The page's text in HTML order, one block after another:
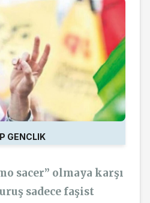
GENCLIK
sacer” olmaya karşı
sadece faşist